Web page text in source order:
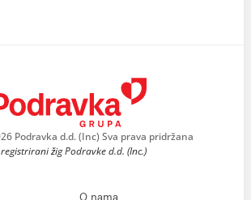
Podravka d.d. (Inc) Sva prava pridržana
žig Podravke d.d. (Inc.)
O nama